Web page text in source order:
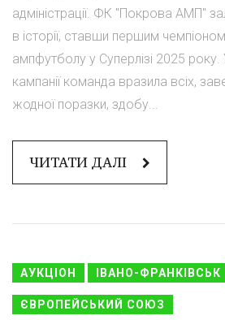
адміністрації. ФК "Покрова АМП"
в історії, ставши першим
ампфутболу у Суперлізі 2025 року.
кампанії команда вразила всіх,
жодної поразки, здобу...
ЧИТАТИ ДАЛІ
АУКЦІОН ІВАНО-ФРАНКІВСЬК
ЄВРОПЕЙСЬКИЙ СОЮЗ